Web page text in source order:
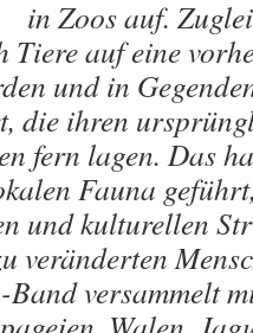
in Zoos auf.
auf eine
und in
die ihren
fern lagen. Das
Fauna
und kulturellen
veränderten
versammelt